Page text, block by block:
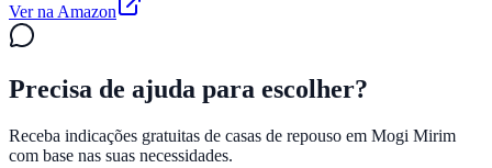
Ver na Amazon
Precisa de ajuda para escolher?
Receba indicações gratuitas de casas de repouso em Mogi Mirim
com base nas suas necessidades.